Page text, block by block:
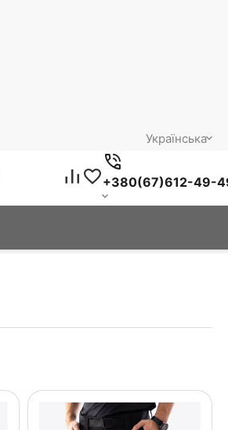
Українська
+380(67)612-49-